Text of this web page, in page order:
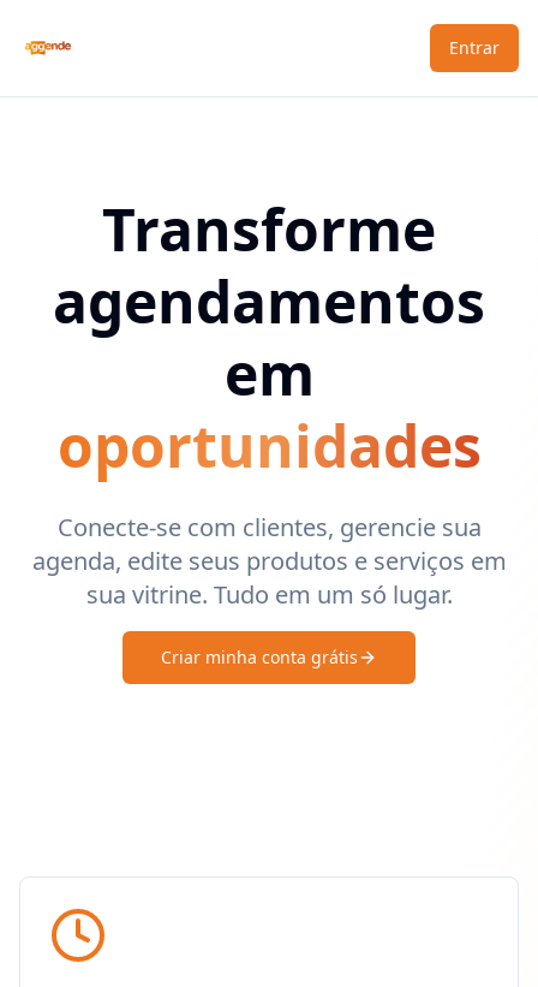
Entrar
Transforme
agendamentos
em
oportunidades
Conecte-se com clientes, gerencie sua
agenda, edite seus produtos e serviços em
sua vitrine. Tudo em um só lugar.
Criar minha conta grátis